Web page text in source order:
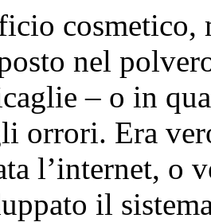
cosmetico,
nel
– o in
orrori. Era
l’internet, o
il